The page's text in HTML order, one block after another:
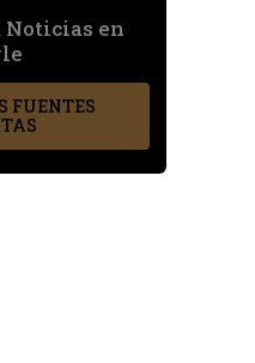
Noticias en
FUENTES